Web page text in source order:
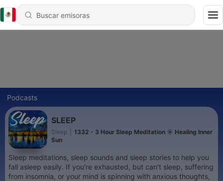
Podcasts
SLEEP
Sleep
1332 - 3 Hour Sleep Meditation ☀️ Healing Inner
Sun
Sleep meditations, sleep sounds and sleep stories to help you
fall asleep easily. If you're exhausted, but can't sleep, suffering
from insomnia, or your mind is spinning with anxious thoughts,